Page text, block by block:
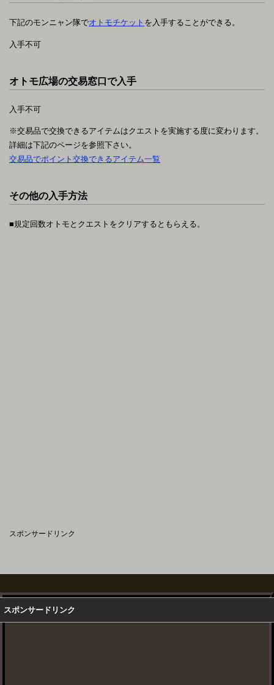
下記のモンニャン隊でオトモチケット を入手することができる。
入手不可
オトモ広場の交易窓口で入手
入手不可
※交易品で交換できるアイテムはクエストを実施する度に変わります。
詳細は下記のページを参照下さい。
交易品でポイント交換できるアイテム一覧
その他の入手方法
■規定回数オトモとクエストをクリアするともらえる。
スポンサードリンク
スポンサードリンク